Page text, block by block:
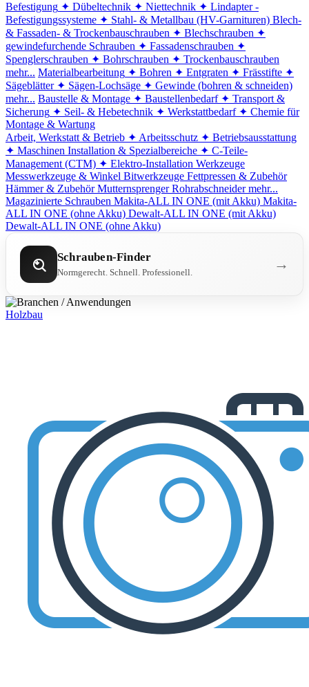
Befestigung ✦ Dübeltechnik ✦ Niettechnik ✦ Lindapter -
Befestigungssysteme ✦ Stahl- & Metallbau (HV-Garnituren) Blech-
& Fassaden- & Trockenbauschrauben ✦ Blechschrauben ✦
gewindefurchende Schrauben ✦ Fassadenschrauben ✦
Spenglerschrauben ✦ Bohrschrauben ✦ Trockenbauschrauben
mehr... Materialbearbeitung ✦ Bohren ✦ Entgraten ✦ Frässtifte ✦
Sägeblätter ✦ Sägen-Lochsäge ✦ Gewinde (bohren & schneiden)
mehr... Baustelle & Montage ✦ Baustellenbedarf ✦ Transport &
Sicherung ✦ Seil- & Hebetechnik ✦ Werkstattbedarf ✦ Chemie für
Montage & Wartung
Arbeit, Werkstatt & Betrieb ✦ Arbeitsschutz ✦ Betriebsausstattung
✦ Maschinen Installation & Spezialbereiche ✦ C-Teile-
Management (CTM) ✦ Elektro-Installation Werkzeuge
Messwerkzeuge & Winkel Bitwerkzeuge Fettpressen & Zubehör
Hämmer & Zubehör Mutternsprenger Rohrabschneider mehr...
Magazinierte Schrauben Makita-ALL IN ONE (mit Akku) Makita-
ALL IN ONE (ohne Akku) Dewalt-ALL IN ONE (mit Akku)
Dewalt-ALL IN ONE (ohne Akku)
Schrauben-Finder
Normgerecht. Schnell. Professionell. →
Holzbau